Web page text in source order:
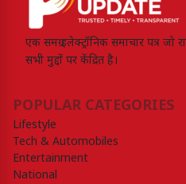
एक समग्र इलेक्ट्रॉनिक समाचार पत्र जो
सभी मुद्दों पर केंद्रित है।
POPULAR CATEGORIES
Lifestyle
Tech & Automobiles
Entertainment
National